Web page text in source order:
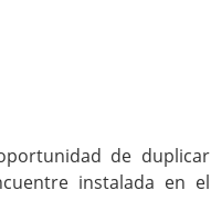
de duplicar
instalada en el